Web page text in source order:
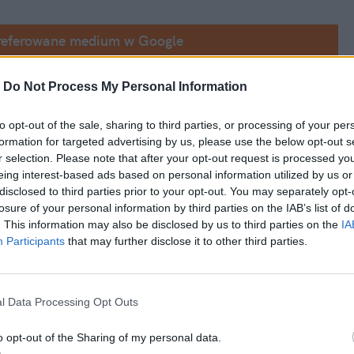
Do Not Process My Personal Information
opt-out of the sale, sharing to third parties, or processing of your
for targeted advertising by us, please use the below opt-out
selection. Please note that after your opt-out request is processed
interest-based ads based on personal information utilized by us
to third parties prior to your opt-out. You may separately
of your personal information by third parties on the IAB’s list of
This information may also be disclosed by us to third parties on the
Participants that may further disclose it to other third parties.
Data Processing Opt Outs
opt-out of the Sharing of my personal data.
medium w Google
– To powinno być zapamiętane
trzy lata – red.). To jedyny człowiek,
spór – kontynuował swoją myśl polityk.